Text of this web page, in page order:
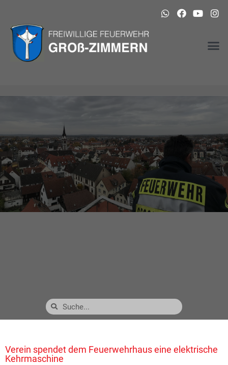
Verein spendet dem Feuerwehrhaus eine elektrische
Kehrmaschine